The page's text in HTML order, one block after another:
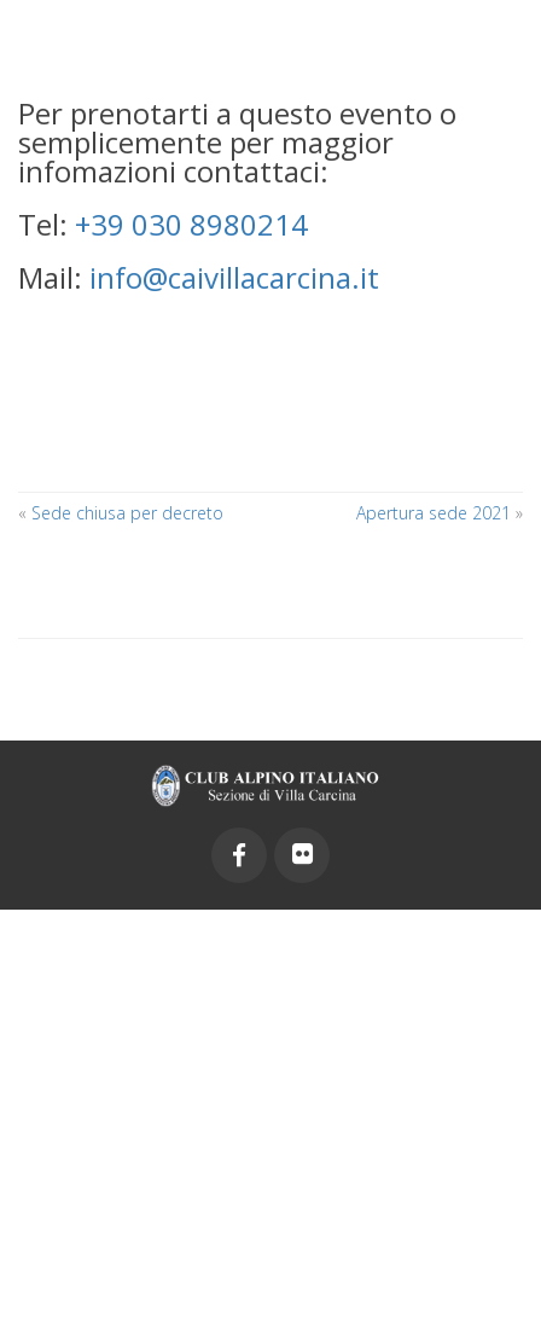
Per prenotarti a questo evento o
semplicemente per maggior
infomazioni contattaci:
Tel: +39 030 8980214
Mail: info@caivillacarcina.it
« Sede chiusa per decreto Apertura sede 2021 »